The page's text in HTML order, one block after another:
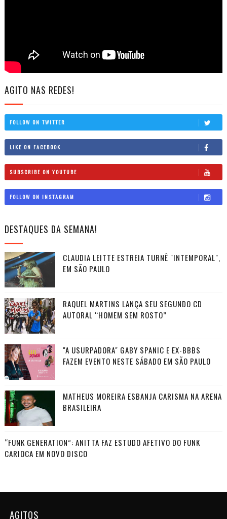
AGITO NAS REDES!
FOLLOW ON TWITTER
LIKE ON FACEBOOK
SUBSCRIBE ON YOUTUBE
FOLLOW ON INSTAGRAM
DESTAQUES DA SEMANA!
CLAUDIA LEITTE ESTREIA TURNÊ "INTEMPORAL",
EM SÃO PAULO
RAQUEL MARTINS LANÇA SEU SEGUNDO CD
AUTORAL “HOMEM SEM ROSTO”
"A USURPADORA" GABY SPANIC E EX-BBBS
FAZEM EVENTO NESTE SÁBADO EM SÃO PAULO
MATHEUS MOREIRA ESBANJA CARISMA NA ARENA
BRASILEIRA
“FUNK GENERATION”: ANITTA FAZ ESTUDO AFETIVO DO FUNK
CARIOCA EM NOVO DISCO
AGITOS